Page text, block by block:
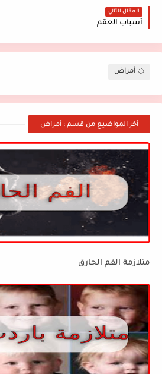
المقال التالي
أسباب العقم
أمراض
أخر المواضيع من قسم : أمراض
متلازمة الفم الحارق